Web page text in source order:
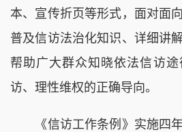
本、宣传折页等形式，面对面
普及信访法治化知识、详细讲
帮助广大群众知晓依法信访
访、理性维权的正确导向。
《信访工作条例》实施四年